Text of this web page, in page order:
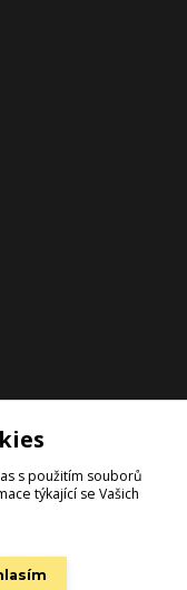
s použitím souborů
týkající se Vašich